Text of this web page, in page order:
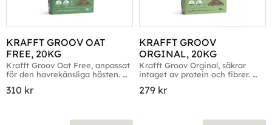
KRAFFT GROOV OAT
FREE, 20KG
Krafft Groov Oat Free, anpassat
för den havrekänsliga hästen.
310 kr
KRAFFT GROOV
ORGINAL, 20KG
Krafft Groov Orginal, säkrar
intaget av protein och fibrer.
279 kr